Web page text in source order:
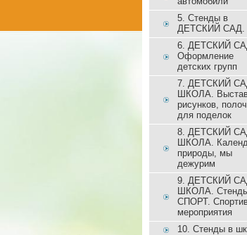
5. Стенды в
ДЕТСКИЙ САД.
6. ДЕТСКИЙ
Оформление
детских групп
7. ДЕТСКИЙ
ШКОЛА.
рисунков,
для поделок
8. ДЕТСКИЙ
ШКОЛА.
природы, мы
дежурим
9. ДЕТСКИЙ
ШКОЛА.
СПОРТ.
мероприятия
10. Стенды в